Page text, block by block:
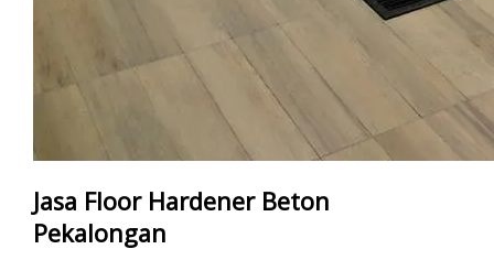
Jasa Floor Hardener Beton
Pekalongan